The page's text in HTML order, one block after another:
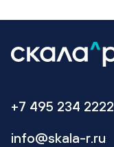
+7 495 234 2222
info@skala-r.ru